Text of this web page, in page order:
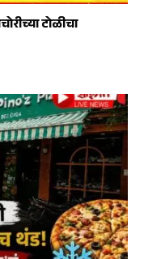
टोळीचा